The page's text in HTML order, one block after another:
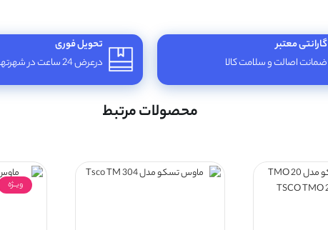
گارانتی معتبر
ضمانت اصالت و سلامت کالا
تحویل فوری
درعرض 24 ساعت در شهرتهران
محصولات مرتبط
ویــژه